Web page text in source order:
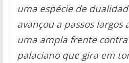
uma espécie de
avançou a passos largos
uma ampla frente
palaciano que gira em